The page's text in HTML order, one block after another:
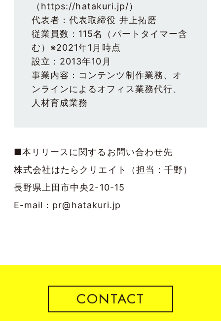
（ https://hatakuri.jp/）
代表者：代表取締役 井上拓磨
従業員数：115名（パートタイマー含
む）※2021年1月時点
設立：2013年10月
事業内容：コンテンツ制作業務、オ
ンラインによるオフィス業務代行、
■本リリースに関するお問い合わせ先
株式会社はたらクリエイト（担当：千野）
長野県上田市中央2-10-15
E-mail：pr@hatakuri.jp
CONTACT